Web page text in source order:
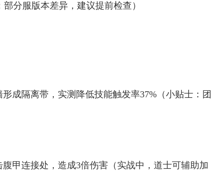
分服版本差异，建议提前检查）
成隔离带，实测降低技能触发率37%（小贴士：
甲连接处，造成3倍伤害（实战中，道士可辅助加